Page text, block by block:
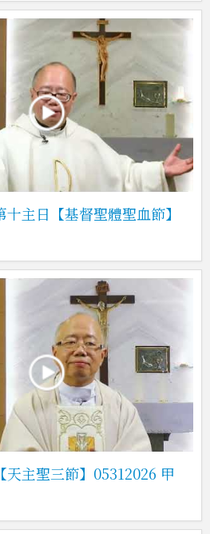
主日【基督聖體聖血節】
天主聖三節】05312026 甲